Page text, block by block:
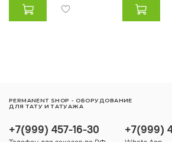
+7(999) 457-16-30 +7(999)
PERMANENT SHOP - ОБОРУДОВАНИЕ
ДЛЯ ТАТУ И ТАТУАЖА